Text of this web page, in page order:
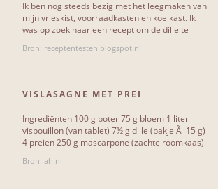
0
0
2
Ik ben nog steeds bezig met het leegmaken van
mijn vrieskist, voorraadkasten en koelkast. Ik
was op zoek naar een recept om de dille te
Bron: receptentesten.blogspot.nl
VISLASAGNE MET PREI
Ingrediënten 100 g boter 75 g bloem 1 liter
visbouillon (van tablet) 7½ g dille (bakje Ã 15 g)
4 preien 250 g mascarpone (zachte roomkaas)
Bron: ah.nl